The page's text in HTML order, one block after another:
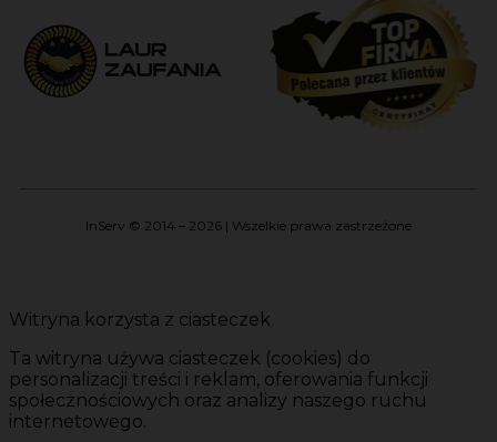
InServ © 2014 – 2026 | Wszelkie prawa zastrzeżone
Witryna korzysta z ciasteczek
Ta witryna używa ciasteczek (cookies) do
personalizacji treści i reklam, oferowania funkcji
społecznościowych oraz analizy naszego ruchu
internetowego.